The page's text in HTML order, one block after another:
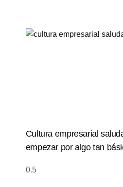
Cultura empresarial
empezar por algo tan